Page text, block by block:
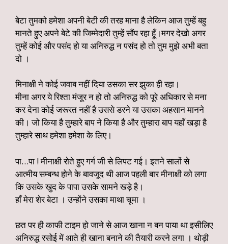
बेटा तुमको हमेशा अपनी बेटी की तरह माना है लेकिन आज तुम्हें बहु
मानते हुए अपने बेटे की जिम्मेदारी तुम्हें सौंप रहा हूँ।मगर देखो अगर
तुम्हें कोई और पसंद हो या अनिरुद्ध न पसंद हो तो तुम मुझे अभी बता
दो ।
मिनाक्षी ने कोई जवाब नहीं दिया उसका सर झुका ही रहा।
मीना अगर ये रिश्ता मंजूर न हो तो अनिरुद्ध को पूरे अधिकार से मना
कर देना कोई जरूरत नहीं है उससे डरने या उसका अहसान मानने
की। जो किया है तुम्हारे बाप ने किया है और तुम्हारा बाप यहाँ खड़ा है
तुम्हारे साथ हमेशा हमेशा के लिए।
पा…पा ! मीनाक्षी रोते हुए गर्ग जी से लिपट गई। इतने सालों से
आत्मीय सम्बन्ध होने के बावजूद थी आज पहली बार मीनाक्षी को लगा
कि उसके खुद के पापा उसके सामने खड़े है।
हाँ मेरा शेर बेटा । उन्होंने उसका माथा चूमा ।
छत पर ही काफी टाइम हो जाने से आज खाना न बन पाया था इसीलिए
अनिरुद्ध रसोई में आते ही खाना बनाने की तैयारी करने लगा । थोड़ी